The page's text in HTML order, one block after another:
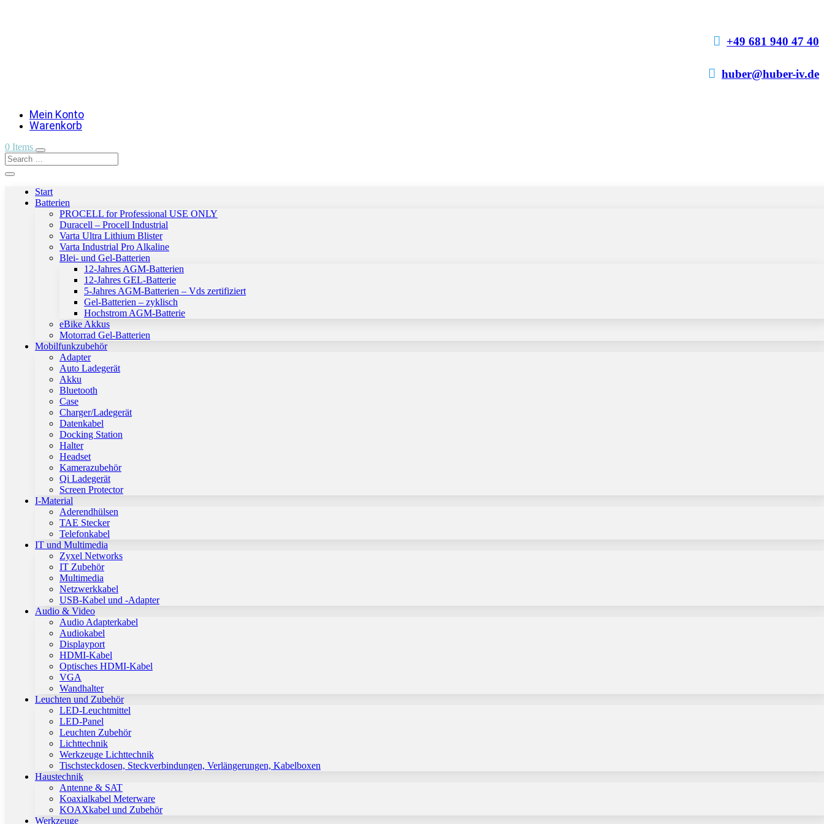
 +49 681 940 47 40
 huber@huber-iv.de
Mein Konto
Warenkorb
0 Items
Start
Batterien
PROCELL for Professional USE ONLY
Duracell – Procell Industrial
Varta Ultra Lithium Blister
Varta Industrial Pro Alkaline
Blei- und Gel-Batterien
12-Jahres AGM-Batterien
12-Jahres GEL-Batterie
5-Jahres AGM-Batterien – Vds zertifiziert
Gel-Batterien – zyklisch
Hochstrom AGM-Batterie
eBike Akkus
Motorrad Gel-Batterien
Mobilfunkzubehör
Adapter
Auto Ladegerät
Akku
Bluetooth
Case
Charger/Ladegerät
Datenkabel
Docking Station
Halter
Headset
Kamerazubehör
Qi Ladegerät
Screen Protector
I-Material
Aderendhülsen
TAE Stecker
Telefonkabel
IT und Multimedia
Zyxel Networks
IT Zubehör
Multimedia
Netzwerkkabel
USB-Kabel und -Adapter
Audio & Video
Audio Adapterkabel
Audiokabel
Displayport
HDMI-Kabel
Optisches HDMI-Kabel
VGA
Wandhalter
Leuchten und Zubehör
LED-Leuchtmittel
LED-Panel
Leuchten Zubehör
Lichttechnik
Werkzeuge Lichttechnik
Tischsteckdosen, Steckverbindungen, Verlängerungen, Kabelboxen
Haustechnik
Antenne & SAT
Koaxialkabel Meterware
KOAXkabel und Zubehör
Werkzeuge